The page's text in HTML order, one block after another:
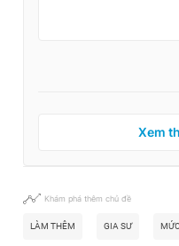
Xem
Khám phá thêm chủ đề
LÀM THÊM GIA SƯ